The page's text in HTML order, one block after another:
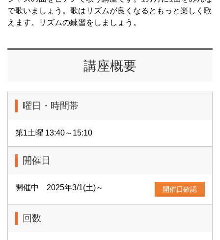
で歌いましょう。歌はリズムが良くなるともっと楽しく歌
えます。リズムの練習をしましょう。
講座概要
曜日・時間帯
第1土曜 13:40～15:10
開催日
開催中 2025年3/1(土)～ 開催日確認
回数